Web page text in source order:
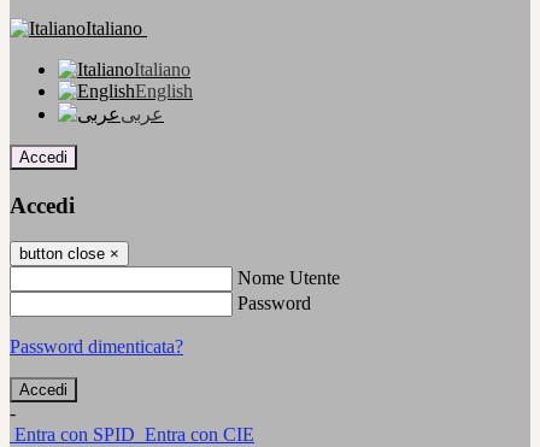
Italiano
Italiano
English
عربى
Accedi
Accedi
button close ×
Nome Utente
Password
Password dimenticata?
-
Entra con SPID Entra con CIE